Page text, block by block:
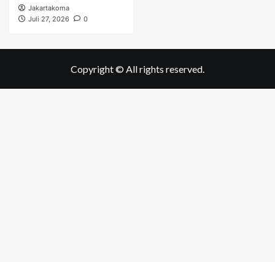
Jakartakoma
Juli 27, 2026
0
Copyright © All rights reserved.